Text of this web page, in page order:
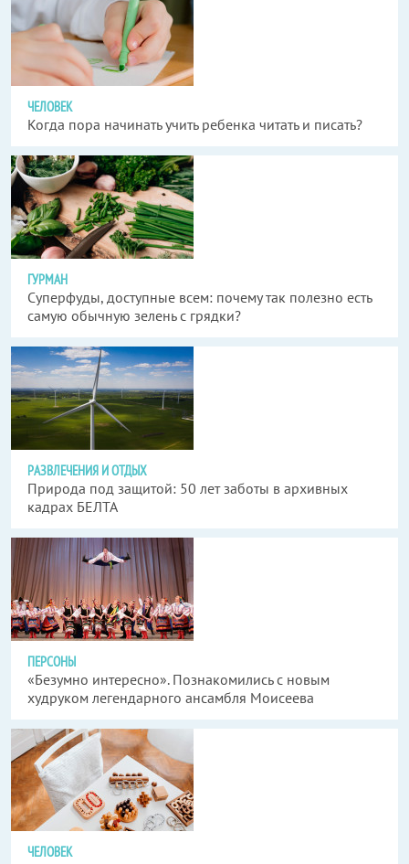
ЧЕЛОВЕК
Когда пора начинать учить ребенка читать и писать?
ГУРМАН
Суперфуды, доступные всем: почему так полезно есть
самую обычную зелень с грядки?
РАЗВЛЕЧЕНИЯ И ОТДЫХ
Природа под защитой: 50 лет заботы в архивных
кадрах БЕЛТА
ПЕРСОНЫ
«Безумно интересно». Познакомились с новым
худруком легендарного ансамбля Моисеева
ЧЕЛОВЕК